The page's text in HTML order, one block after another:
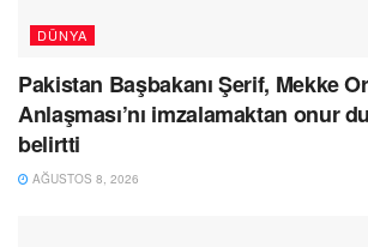
DÜNYA
Pakistan Başbakanı Şerif, Mekke
Anlaşması’nı imzalamaktan onur
belirtti
AĞUSTOS 8, 2026